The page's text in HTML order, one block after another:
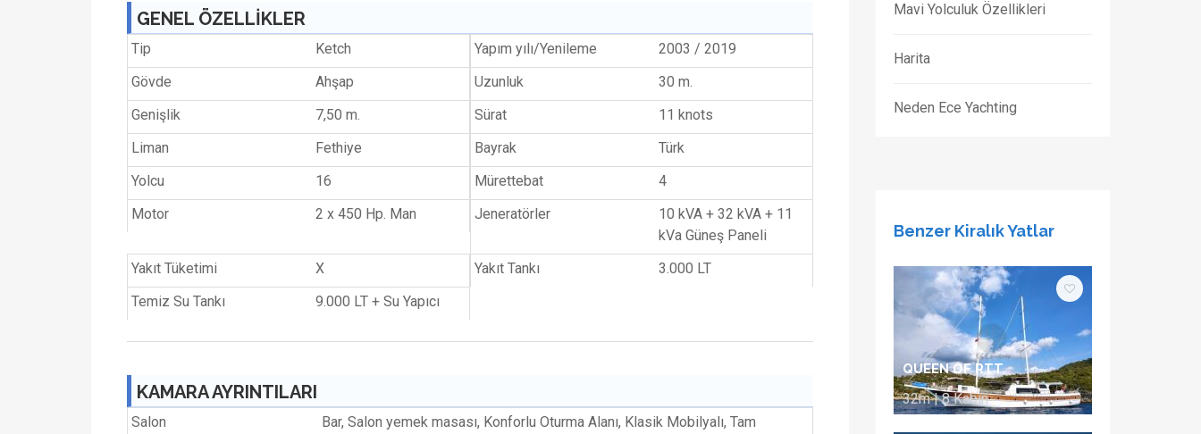
GENEL ÖZELLİKLER
Tip Ketch Yapım yılı/Yenileme
2003 / 2019
Gövde
Ahşap Uzunluk
30 m.
Genişlik
7,50 m. Sürat
11 knots
Liman
Fethiye Bayrak
Türk
Yolcu
16 Mürettebat
4
Motor
2 x 450 Hp. Man Jeneratörler
10 kVA + 32 kVA + 11
kVa Güneş Paneli
Yakıt Tüketimi
X Yakıt Tankı
3.000 LT
Temiz Su Tankı
9.000 LT + Su Yapıcı
KAMARA AYRINTILARI
Salon
Bar, Salon yemek masası, Konforlu Oturma Alanı, Klasik Mobilyalı, Tam
Mavi Yolculuk Özellikleri
Harita
Neden Ece Yachting
Benzer Kiralık Yatlar
QUEEN OF RTT
32m | 8 Kabin